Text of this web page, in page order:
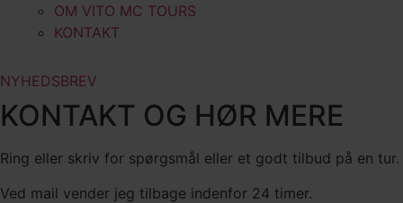
OM VITO MC TOURS
KONTAKT
NYHEDSBREV
KONTAKT OG HØR MERE
Ring eller skriv for spørgsmål eller et godt tilbud på en tur.
Ved mail vender jeg tilbage indenfor 24 timer.